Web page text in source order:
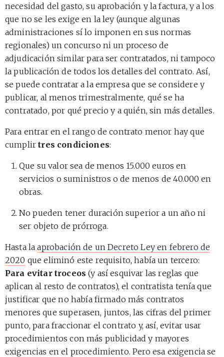
necesidad del gasto, su aprobación y la factura, y a los
que no se les exige en la ley (aunque algunas
administraciones sí lo imponen en sus normas
regionales) un concurso ni un proceso de
adjudicación similar para ser contratados, ni tampoco
la publicación de todos los detalles del contrato. Así,
se puede contratar a la empresa que se considere y
publicar, al menos trimestralmente, qué se ha
contratado, por qué precio y a quién, sin más detalles.
Para entrar en el rango de contrato menor hay que
cumplirtres condiciones:
Que su valor sea de menos 15.000 euros en
servicios o suministros o de menos de 40.000 en
obras.
No pueden tener duración superior a un año ni
ser objeto de prórroga.
Hasta laaprobación de un Decreto Ley en febrero de
2020 que eliminó este requisito, había un tercero:
Para evitar troceos (y así esquivar las reglas que
aplican al resto de contratos), el contratista tenía que
justificar que no había firmado más contratos
menores que superasen, juntos, las cifras del primer
punto, para fraccionar el contrato y, así, evitar usar
procedimientos con más publicidad y mayores
exigencias en el procedimiento. Pero esa exigencia se